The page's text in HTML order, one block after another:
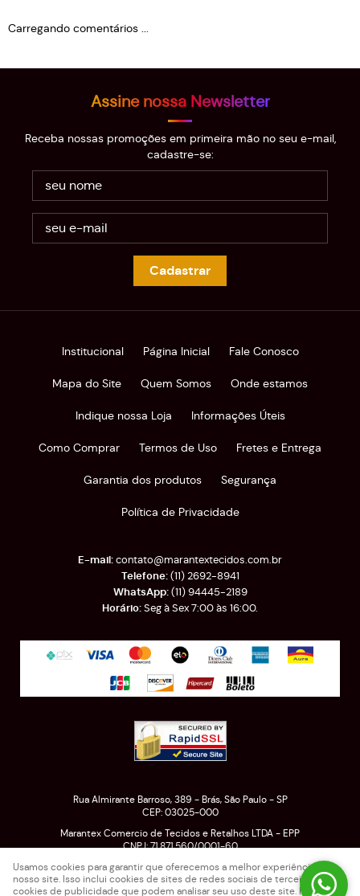
Carregando comentários ...
Assine nossa Newsletter
Receba nossas promoções em primeira mão no seu e-mail,
cadastre-se:
Cadastrar
Institucional Página Inicial Fale Conosco
Mapa do Site Quem Somos Onde estamos
Indique nossa Loja Informações Úteis
Como Comprar Termos de Uso Fretes e Entrega
Garantia dos produtos Segurança
Política de Privacidade
(11)2692-8941
(11)94445-2189
Seg à Sex 7:00 às 16:00.
contato@marantextecidos.com.br
Rua Almirante Barroso, 389 - Brás, São Paulo- SP
CEP: 03025-000
Marantex Comercio de Tecidos e Retalhos LTDA - EPP
CNPJ: 71.871.560/0001-60
Usamos cookies para garantir que oferecemos a melhor experiência em
nosso site. Isso inclui cookies de sites de redes sociais de terceiros e
cookies de publicidade que podem analisar seu uso deste site. Para mais